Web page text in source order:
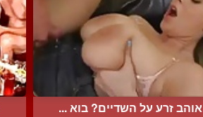
אוהב זרע על השדיים? בוא ...